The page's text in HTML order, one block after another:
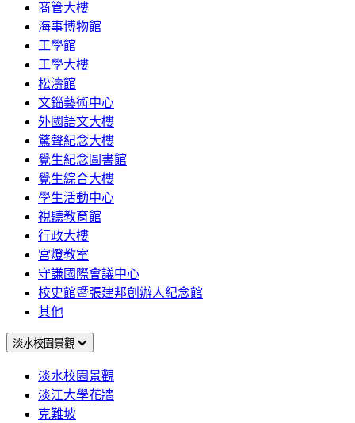
商管大樓
海事博物館
工學館
工學大樓
松濤館
文錙藝術中心
外國語文大樓
驚聲紀念大樓
覺生紀念圖書館
覺生綜合大樓
學生活動中心
視聽教育館
行政大樓
宮燈教室
守謙國際會議中心
校史館暨張建邦創辦人紀念館
其他
淡水校園景觀
淡水校園景觀
淡江大學花牆
克難坡